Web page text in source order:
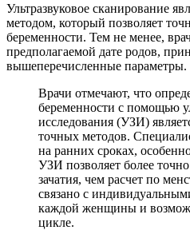
Ультразвуковое сканирование
методом, который позволяет
беременности. Тем не менее,
предполагаемой дате родов,
вышеперечисленные параметры.
Врачи отмечают, что
беременности с помощью
исследования (УЗИ)
точных методов.
на ранних сроках,
УЗИ позволяет более
зачатия, чем расчет по
связано с
каждой женщины и
цикле.